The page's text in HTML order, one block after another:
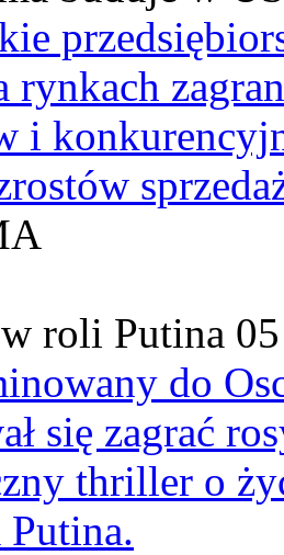
rynkach
i
roli Putina
do
się zagrać
thriller o
Putina.